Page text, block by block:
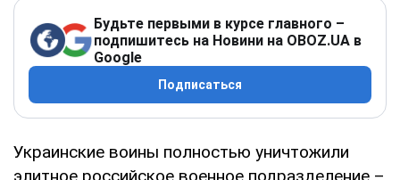
Будьте первыми в курсе главного –
подпишитесь на Новини на OBOZ.UA в
Google
Подписаться
Украинские воины полностью уничтожили
элитное российское военное подразделение –